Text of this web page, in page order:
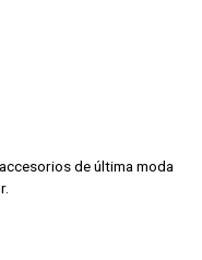
de última moda